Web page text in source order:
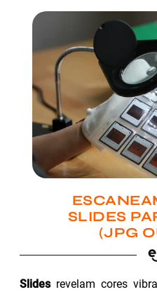
SLIDES
(JPG
Slidesrevelam cores